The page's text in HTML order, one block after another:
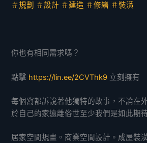
＃規劃 ＃設計 ＃建造 ＃修繕 ＃裝潢
你也有相同需求嗎？
點擊 https://lin.ee/2CVThk9 立刻擁有
每個窩都訴說著他獨特的故事，不論在
於自己的家遠離俗世至少我們是如此期
居家空間規畫。商業空間設計。成屋裝